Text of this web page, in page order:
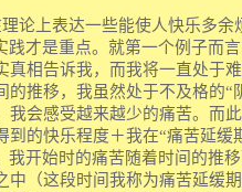
论上表达一些能使人快乐多余
践才是重点。就第一个例子而
真相告诉我，而我将一直处于
的推移，我虽然处于不及格的“
我会感受越来越少的痛苦。而
到的快乐程度＋我在“痛苦延缓
我开始时的痛苦随着时间的推
中（这段时间我称为痛苦延缓